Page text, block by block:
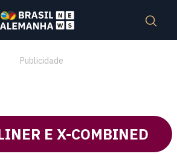
Publicidade
E X-COMBINED